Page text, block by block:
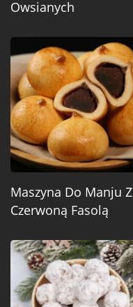
Owsianych
Maszyna Do Manju Z
Czerwoną Fasolą